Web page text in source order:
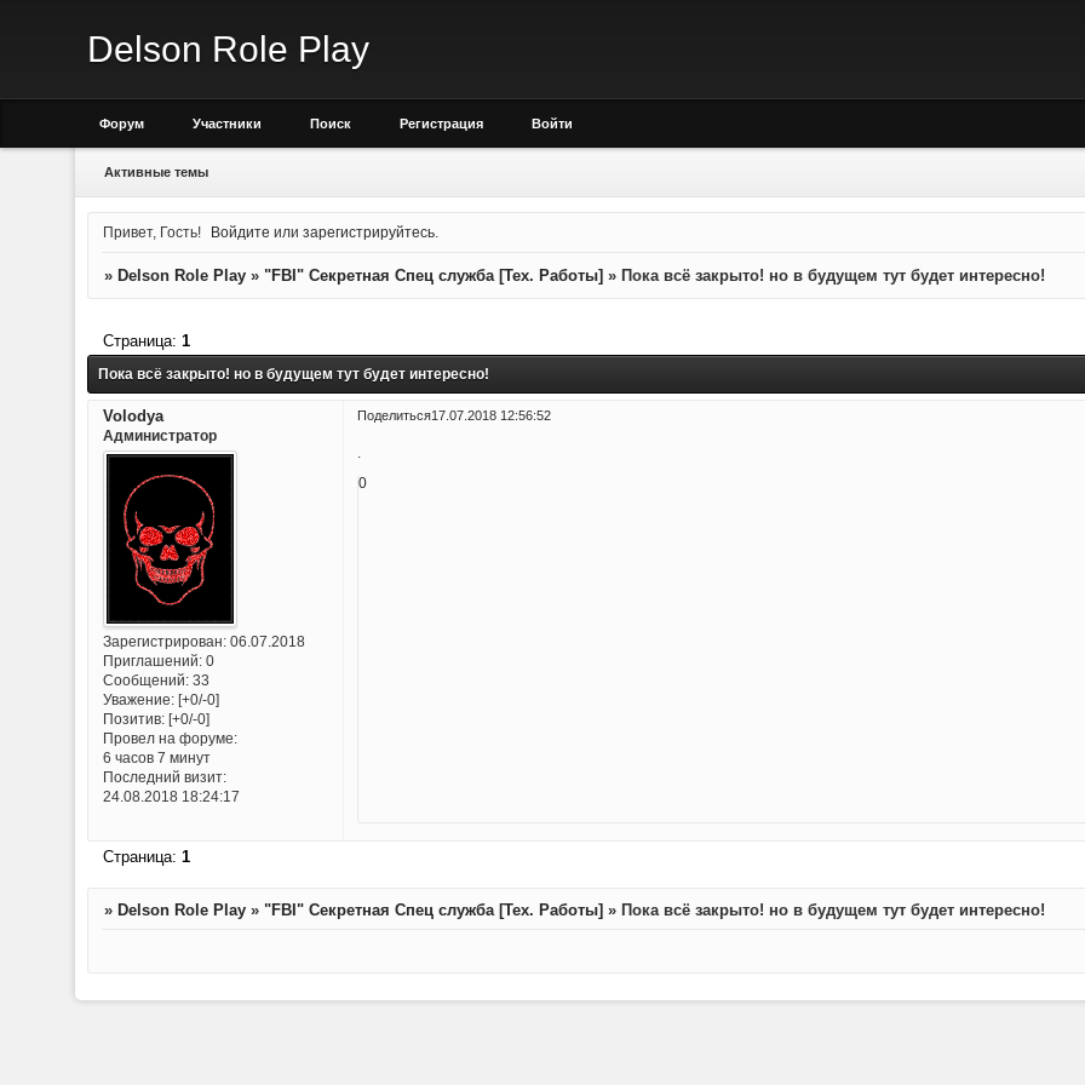
Delson Role Play
Форум Участники Поиск Регистрация Войти
Активные темы
Привет, Гость! Войдите илизарегистрируйтесь
» Delson Role Play » "FBI" Секретная Спец служба [Тех. Работы] » Пока всё закрыто! но в будущем тут будет интересно!
Пока всё закрыто! но в будущем тут будет интересно!
Страница: 1
Поделиться17.07.2018 12:56:52
Volodya
Администратор
Зарегистрирован: 06.07.2018
Приглашений:0
Сообщений:33
Уважение: [+0/-0]
Позитив: [+0/-0]
Провел на форуме:
6 часов 7 минут
Последний визит:
24.08.2018 18:24:17
0
Страница: 1
» Delson Role Play » "FBI" Секретная Спец служба [Тех. Работы] » Пока всё закрыто! но в будущем тут будет интересно!